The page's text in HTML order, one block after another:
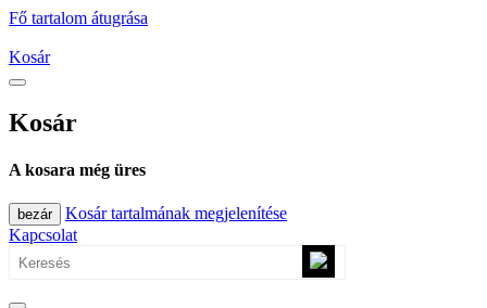
Fő tartalom átugrása
Kosár
Kosár
A kosara még üres
bezár
Kosár tartalmának megjelenítése
Kapcsolat